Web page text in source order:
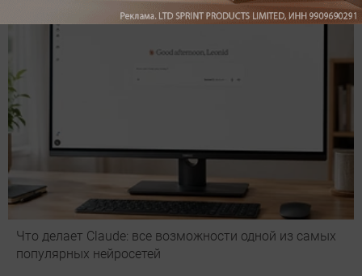
Что делает Сlaude: все возможности одной из самых
популярных нейросетей